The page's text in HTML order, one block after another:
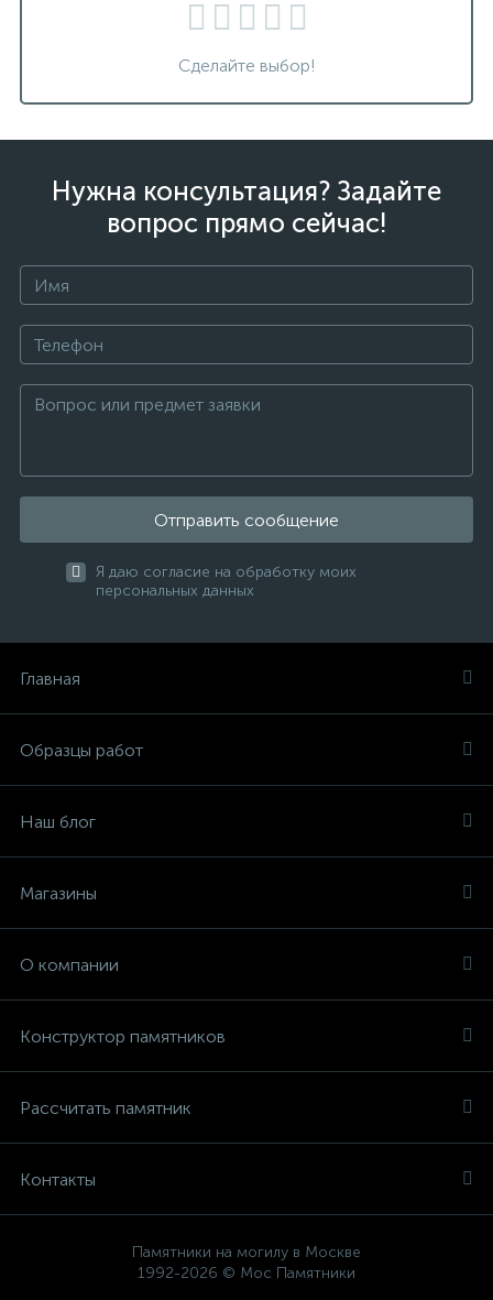
Сделайте выбор!
Нужна консультация? Задайте
вопрос прямо сейчас!
Отправить сообщение
Я даю согласие на обработку моих
персональных данных
Главная
Образцы работ
Наш блог
Магазины
О компании
Конструктор памятников
Рассчитать памятник
Контакты
Памятники на могилу в Москве
1992-2026 © Мос Памятники